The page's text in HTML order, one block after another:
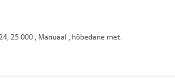
25 000 , Manuaal , hõbedane met.